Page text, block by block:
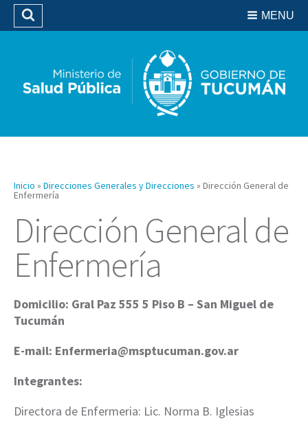
Biblioteca
MENU
Buscar
Inicio » Direcciones Generales y Direcciones » Dirección General de
Enfermería
Dirección General de
Enfermería
Domicilio: Gral Paz 555 5 Piso B – San Miguel de
Tucumán
E-mail: Enfermeria@msptucuman.gov.ar
Integrantes:
Directora de Enfermeria: Lic. Norma B. Iglesias